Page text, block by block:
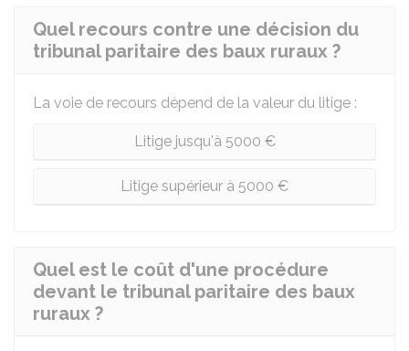
Quel recours contre une décision du
tribunal paritaire des baux ruraux ?
La voie de recours dépend de la valeur du litige :
Litige jusqu'à 5000 €
Litige supérieur à 5000 €
Quel est le coût d'une procédure
devant le tribunal paritaire des baux
ruraux ?